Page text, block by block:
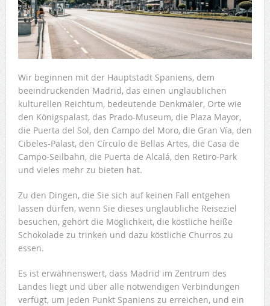
Wir beginnen mit der Hauptstadt Spaniens, dem
beeindruckenden Madrid, das einen unglaublichen
kulturellen Reichtum, bedeutende Denkmäler, Orte wie
den Königspalast, das Prado-Museum, die Plaza Mayor,
die Puerta del Sol, den Campo del Moro, die Gran Vía, den
Cibeles-Palast, den Círculo de Bellas Artes, die Casa de
Campo-Seilbahn, die Puerta de Alcalá, den Retiro-Park
und vieles mehr zu bieten hat.
Zu den Dingen, die Sie sich auf keinen Fall entgehen
lassen dürfen, wenn Sie dieses unglaubliche Reiseziel
besuchen, gehört die Möglichkeit, die köstliche heiße
Schokolade zu trinken und dazu köstliche Churros zu
essen.
Es ist erwähnenswert, dass Madrid im Zentrum des
Landes liegt und über alle notwendigen Verbindungen
verfügt, um jeden Punkt Spaniens zu erreichen, und ein